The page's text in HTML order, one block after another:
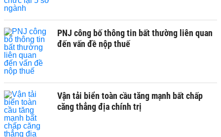
PNJ công bố thông tin bất thường liên quan
đến vấn đề nộp thuế
Vận tải biển toàn cầu tăng mạnh bất chấp
căng thẳng địa chính trị